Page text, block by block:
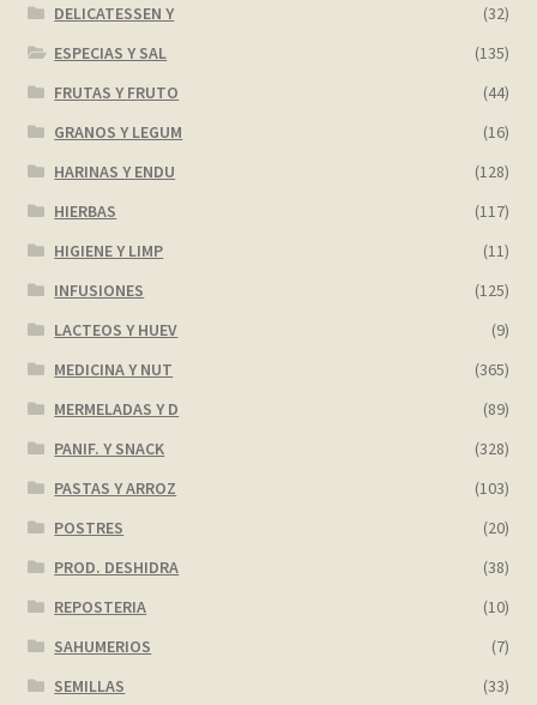
DELICATESSEN Y
(32)
ESPECIAS Y SAL
(135)
FRUTAS Y FRUTO
(44)
GRANOS Y LEGUM
(16)
HARINAS Y ENDU
(128)
HIERBAS
(117)
HIGIENE Y LIMP
(11)
INFUSIONES
(125)
LACTEOS Y HUEV
(9)
MEDICINA Y NUT
(365)
MERMELADAS Y D
(89)
PANIF. Y SNACK
(328)
PASTAS Y ARROZ
(103)
POSTRES
(20)
PROD. DESHIDRA
(38)
REPOSTERIA
(10)
SAHUMERIOS
(7)
SEMILLAS
(33)